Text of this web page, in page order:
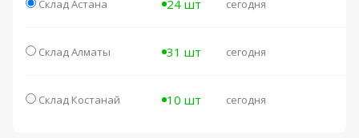
Склад Астана 24 шт сегодня
Склад Алматы 31 шт сегодня
Склад Костанай 10 шт сегодня